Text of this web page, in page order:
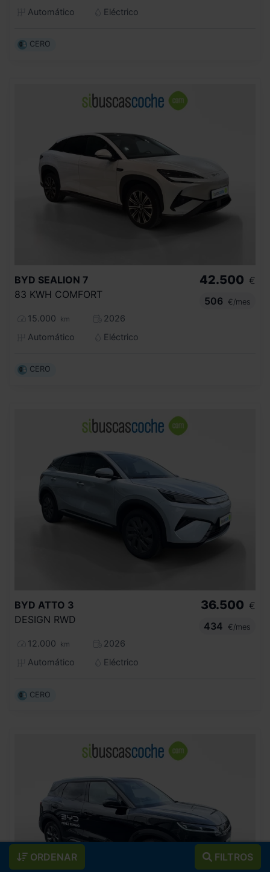
ORDENAR FILTROS
Automático
Eléctrico
CERO
BYD SEALION 7
83 KWH COMFORT
15.000 km
2026
Automático
Eléctrico
42.500 €
506
€/mes
CERO
BYD ATTO 3
DESIGN RWD
12.000 km
2026
Automático
Eléctrico
36.500 €
434
€/mes
CERO